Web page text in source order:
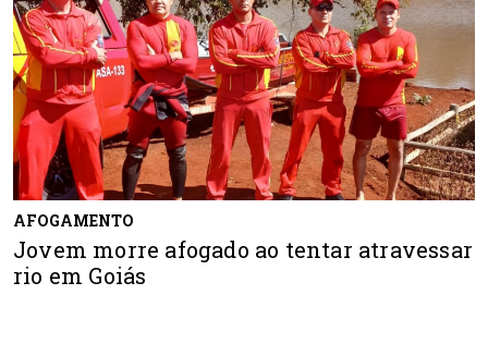
AFOGAMENTO
Jovem morre afogado ao tentar atravessar
rio em Goiás